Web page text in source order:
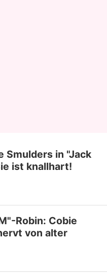
Smulders in "Jack
ist knallhart!
Robin: Cobie
von alter